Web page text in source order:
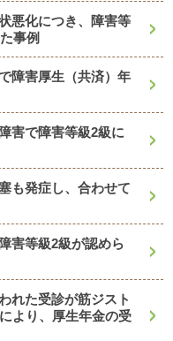
悪化につき、障害等
事例
障害厚生（共済）年
害で障害等級2級に
も発症し、合わせて
害等級2級が認めら
れた受診が筋ジスト
より、厚生年金の受